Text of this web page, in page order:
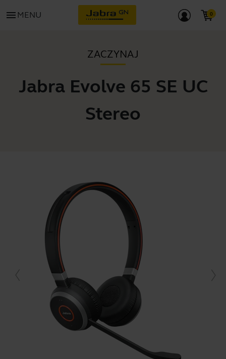
menu MENU
ZACZYNAJ
Jabra Evolve 65 SE UC
Stereo